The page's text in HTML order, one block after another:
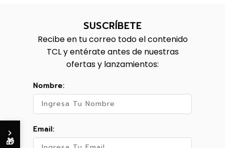
SUSCRÍBETE
Recibe en tu correo todo el contenido
TCL y entérate antes de nuestras
ofertas y lanzamientos:
Nombre:
Email:
🎁